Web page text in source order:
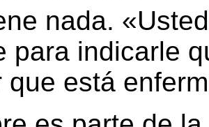
nada.
para indicarle
que está